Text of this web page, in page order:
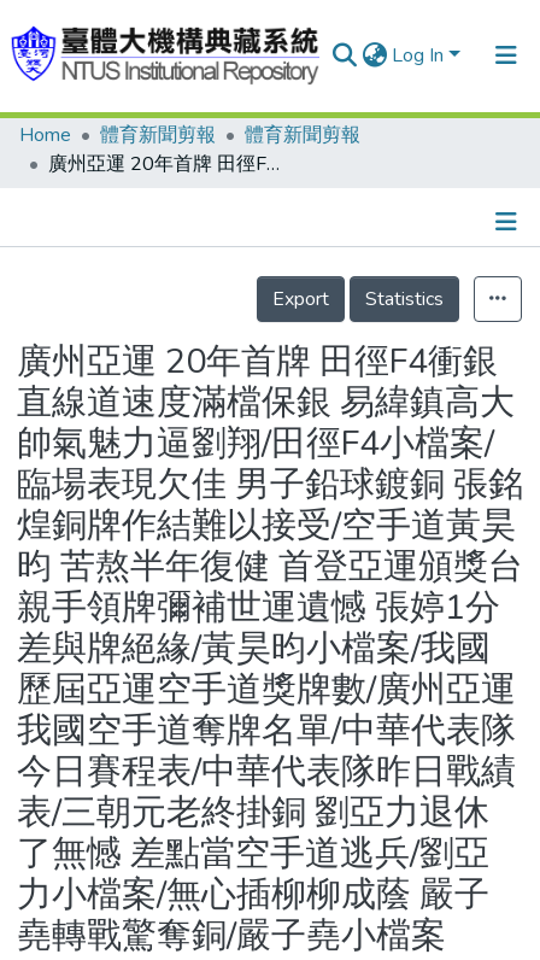
Log In
Communities & Collections
Statistics
Home 體育新聞剪報
體育新聞剪報
廣州亞運 20年首牌 田徑F4衝銀 直線道速度滿檔保銀 易緯鎮高大帥氣魅力逼劉翔/田徑F4小檔案/臨場表現欠佳 男子鉛球鍍銅 張銘煌銅牌作結難以接受/空手道黃昊昀 苦熬半年復健 首登亞運頒獎台 親手領牌彌補世運遺憾 張婷1分差與牌絕緣/黃昊昀小檔案/我國歷屆亞運空手道獎牌數/廣州亞運我國空手道奪牌名單/中華代表隊今日賽程表/中華代表隊昨日戰績表/三朝元老終掛銅 劉亞力退休了無憾 差點當空手道逃兵/劉亞力小檔案/無心插柳柳成蔭 嚴子堯轉戰驚奪銅/嚴子堯小檔案
Details
Export
Statistics
廣州亞運 20年首牌 田徑F4衝銀
直線道速度滿檔保銀 易緯鎮高大
帥氣魅力逼劉翔/田徑F4小檔案/
臨場表現欠佳 男子鉛球鍍銅 張銘
煌銅牌作結難以接受/空手道黃昊
昀 苦熬半年復健 首登亞運頒獎台
親手領牌彌補世運遺憾 張婷1分
差與牌絕緣/黃昊昀小檔案/我國
歷屆亞運空手道獎牌數/廣州亞運
我國空手道奪牌名單/中華代表隊
今日賽程表/中華代表隊昨日戰績
表/三朝元老終掛銅 劉亞力退休
了無憾 差點當空手道逃兵/劉亞
力小檔案/無心插柳柳成蔭 嚴子
堯轉戰驚奪銅/嚴子堯小檔案